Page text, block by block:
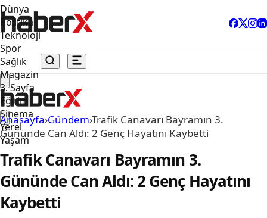
Dünya
Politika
Teknoloji
Spor
Sağlık
Magazin
3. Sayfa
Eğitim
Sinema
Yerel
Yaşam
Anasayfa›Gündem›Trafik Canavarı Bayramın 3.
Gününde Can Aldı: 2 Genç Hayatını Kaybetti
Trafik Canavarı Bayramın 3.
Gününde Can Aldı: 2 Genç Hayatını
Kaybetti